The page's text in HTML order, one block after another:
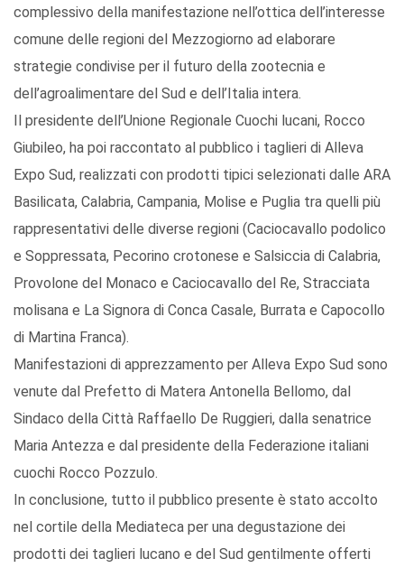
complessivo della manifestazione nell’ottica dell’interesse
comune delle regioni del Mezzogiorno ad elaborare
strategie condivise per il futuro della zootecnia e
dell’agroalimentare del Sud e dell’Italia intera.
Il presidente dell’Unione Regionale Cuochi lucani, Rocco
Giubileo, ha poi raccontato al pubblico i taglieri di Alleva
Expo Sud, realizzati con prodotti tipici selezionati dalle ARA
Basilicata, Calabria, Campania, Molise e Puglia tra quelli più
rappresentativi delle diverse regioni (Caciocavallo podolico
e Soppressata, Pecorino crotonese e Salsiccia di Calabria,
Provolone del Monaco e Caciocavallo del Re, Stracciata
molisana e La Signora di Conca Casale, Burrata e Capocollo
di Martina Franca).
Manifestazioni di apprezzamento per Alleva Expo Sud sono
venute dal Prefetto di Matera Antonella Bellomo, dal
Sindaco della Città Raffaello De Ruggieri, dalla senatrice
Maria Antezza e dal presidente della Federazione italiani
cuochi Rocco Pozzulo.
In conclusione, tutto il pubblico presente è stato accolto
nel cortile della Mediateca per una degustazione dei
prodotti dei taglieri lucano e del Sud gentilmente offerti